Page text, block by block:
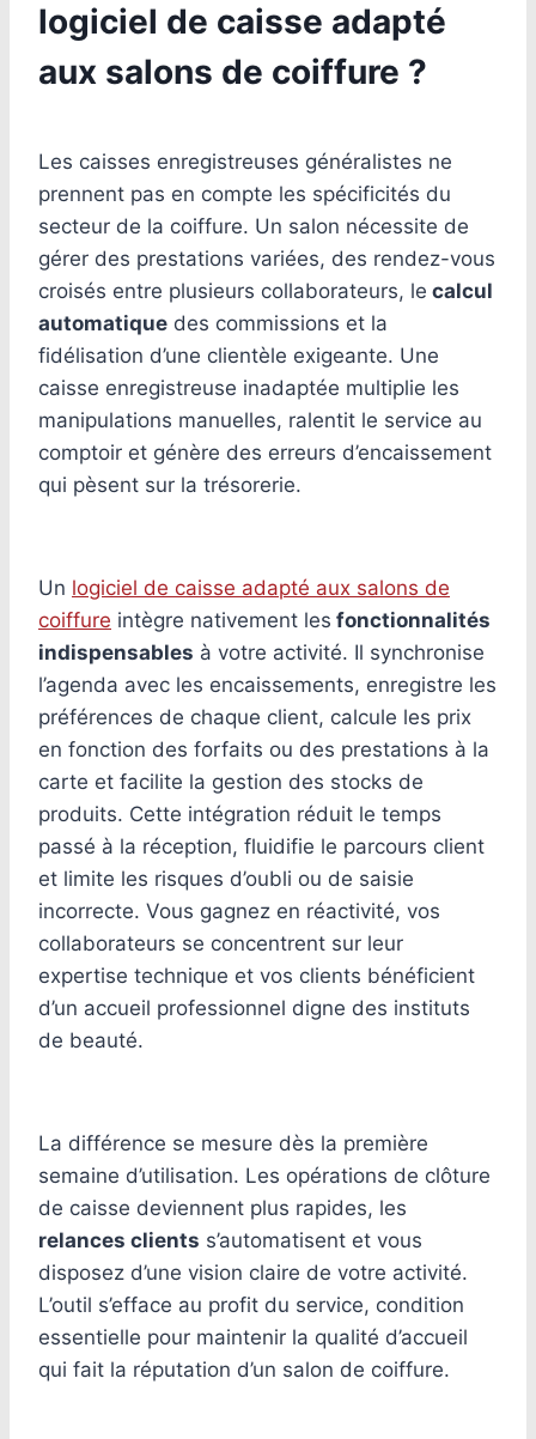
logiciel de caisse adapté
aux salons de coiffure ?
Les caisses enregistreuses généralistes ne
prennent pas en compte les spécificités du
secteur de la coiffure. Un salon nécessite de
gérer des prestations variées, des rendez-vous
croisés entre plusieurs collaborateurs, le calcul
automatique des commissions et la
fidélisation d’une clientèle exigeante. Une
caisse enregistreuse inadaptée multiplie les
manipulations manuelles, ralentit le service au
comptoir et génère des erreurs d’encaissement
qui pèsent sur la trésorerie.
Un logiciel de caisse adapté aux salons de
coiffure intègre nativement les fonctionnalités
indispensables à votre activité. Il synchronise
l’agenda avec les encaissements, enregistre les
préférences de chaque client, calcule les prix
en fonction des forfaits ou des prestations à la
carte et facilite la gestion des stocks de
produits. Cette intégration réduit le temps
passé à la réception, fluidifie le parcours client
et limite les risques d’oubli ou de saisie
incorrecte. Vous gagnez en réactivité, vos
collaborateurs se concentrent sur leur
expertise technique et vos clients bénéficient
d’un accueil professionnel digne des instituts
de beauté.
La différence se mesure dès la première
semaine d’utilisation. Les opérations de clôture
de caisse deviennent plus rapides, les
relances clients s’automatisent et vous
disposez d’une vision claire de votre activité.
L’outil s’efface au profit du service, condition
essentielle pour maintenir la qualité d’accueil
qui fait la réputation d’un salon de coiffure.